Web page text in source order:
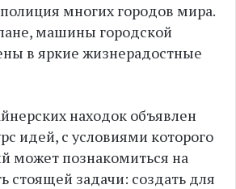
многих городов мира.
машины городской
в яркие жизнерадостные
находок объявлен
идей, с условиями которого
может познакомиться на
стоящей задачи: создать для